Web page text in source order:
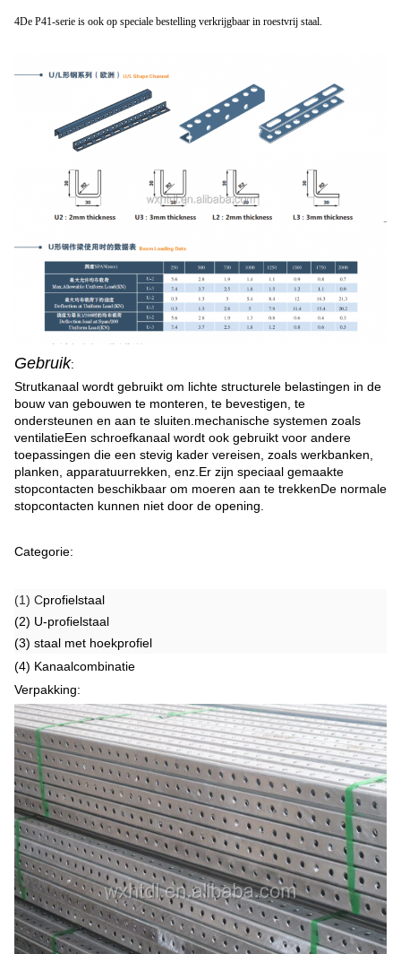
4De P41-serie is ook op speciale bestelling verkrijgbaar in roestvrij staal.
Gebruik:
Strutkanaal wordt gebruikt om lichte structurele belastingen in de
bouw van gebouwen te monteren, te bevestigen, te
ondersteunen en aan te sluiten.mechanische systemen zoals
ventilatieEen schroefkanaal wordt ook gebruikt voor andere
toepassingen die een stevig kader vereisen, zoals werkbanken,
planken, apparatuurrekken, enz.Er zijn speciaal gemaakte
stopcontacten beschikbaar om moeren aan te trekkenDe normale
stopcontacten kunnen niet door de opening.
Categorie:
(1) Cprofielstaal
(2) U-profielstaal
(3) staal met hoekprofiel
(4) Kanaalcombinatie
Verpakking: